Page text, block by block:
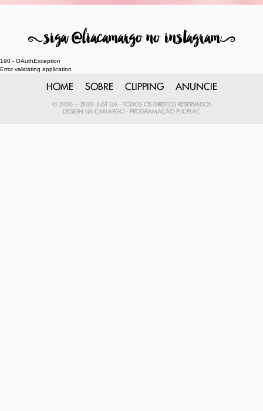
8siga @liacamargo no instagram9
190 - OAuthException
Error validating application
HOME SOBRE CLIPPING ANUNCIE
© 2000 ~ 2020 JUST LIA - TODOS OS DIREITOS RESERVADOS
DESIGN
LIA CAMARGO - PROGRAMAÇÃO PLICPLAC